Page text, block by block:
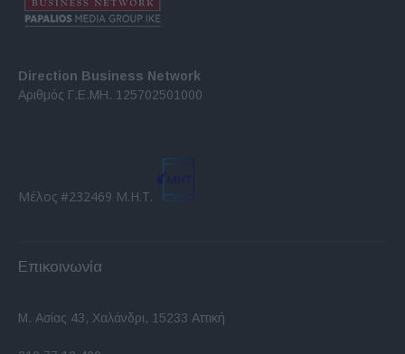
Direction Business Network
Αριθμός Γ.Ε.ΜΗ. 125702501000
Μέλος #232469 Μ.Η.Τ.
Επικοινωνία
Μ. Ασίας 43, Χαλάνδρι, 15233 Αττική